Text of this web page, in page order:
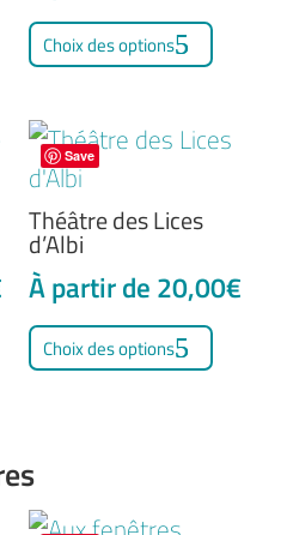
Choix des options
Ce
produit
être
Save
Théâtre des Lices
d’Albi
À partir de 20,00€
Choix des options
Ce
produit